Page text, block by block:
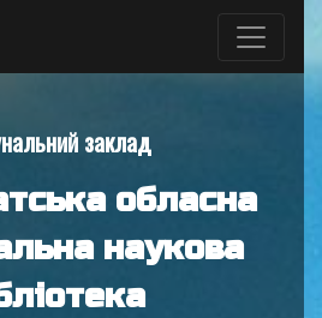
заклад
обласна
наукова